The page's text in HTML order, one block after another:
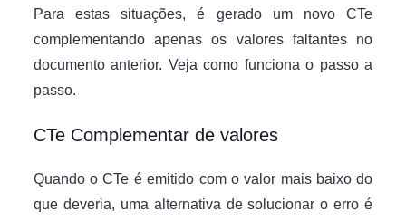
Para estas situações, é gerado um novo CTe
complementando apenas os valores faltantes no
documento anterior. Veja como funciona o passo a
passo.
CTe Complementar de valores
Quando o CTe é emitido com o valor mais baixo do
que deveria, uma alternativa de solucionar o erro é